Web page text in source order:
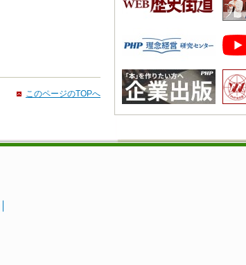
このページのTOPへ